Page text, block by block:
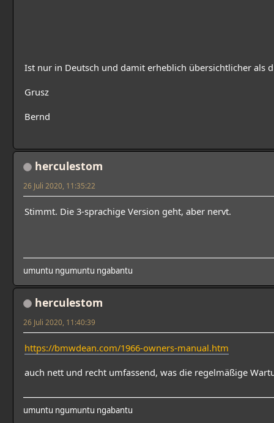
Ist nur in Deutsch und damit erheblich übersichtlicher als
Grusz
Bernd
herculestom
26 Juli 2020, 11:35:22
Stimmt. Die 3-sprachige Version geht, aber nervt.
umuntu ngumuntu ngabantu
herculestom
26 Juli 2020, 11:40:39
https://bmwdean.com/1966-owners-manual.htm
auch nett und recht umfassend, was die regelmäßige
umuntu ngumuntu ngabantu